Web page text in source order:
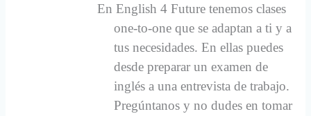
En English 4 Future tenemos clases
one-to-one que se adaptan a ti y a
tus necesidades. En ellas puedes
desde preparar un examen de
inglés a una entrevista de trabajo.
Pregúntanos y no dudes en tomar